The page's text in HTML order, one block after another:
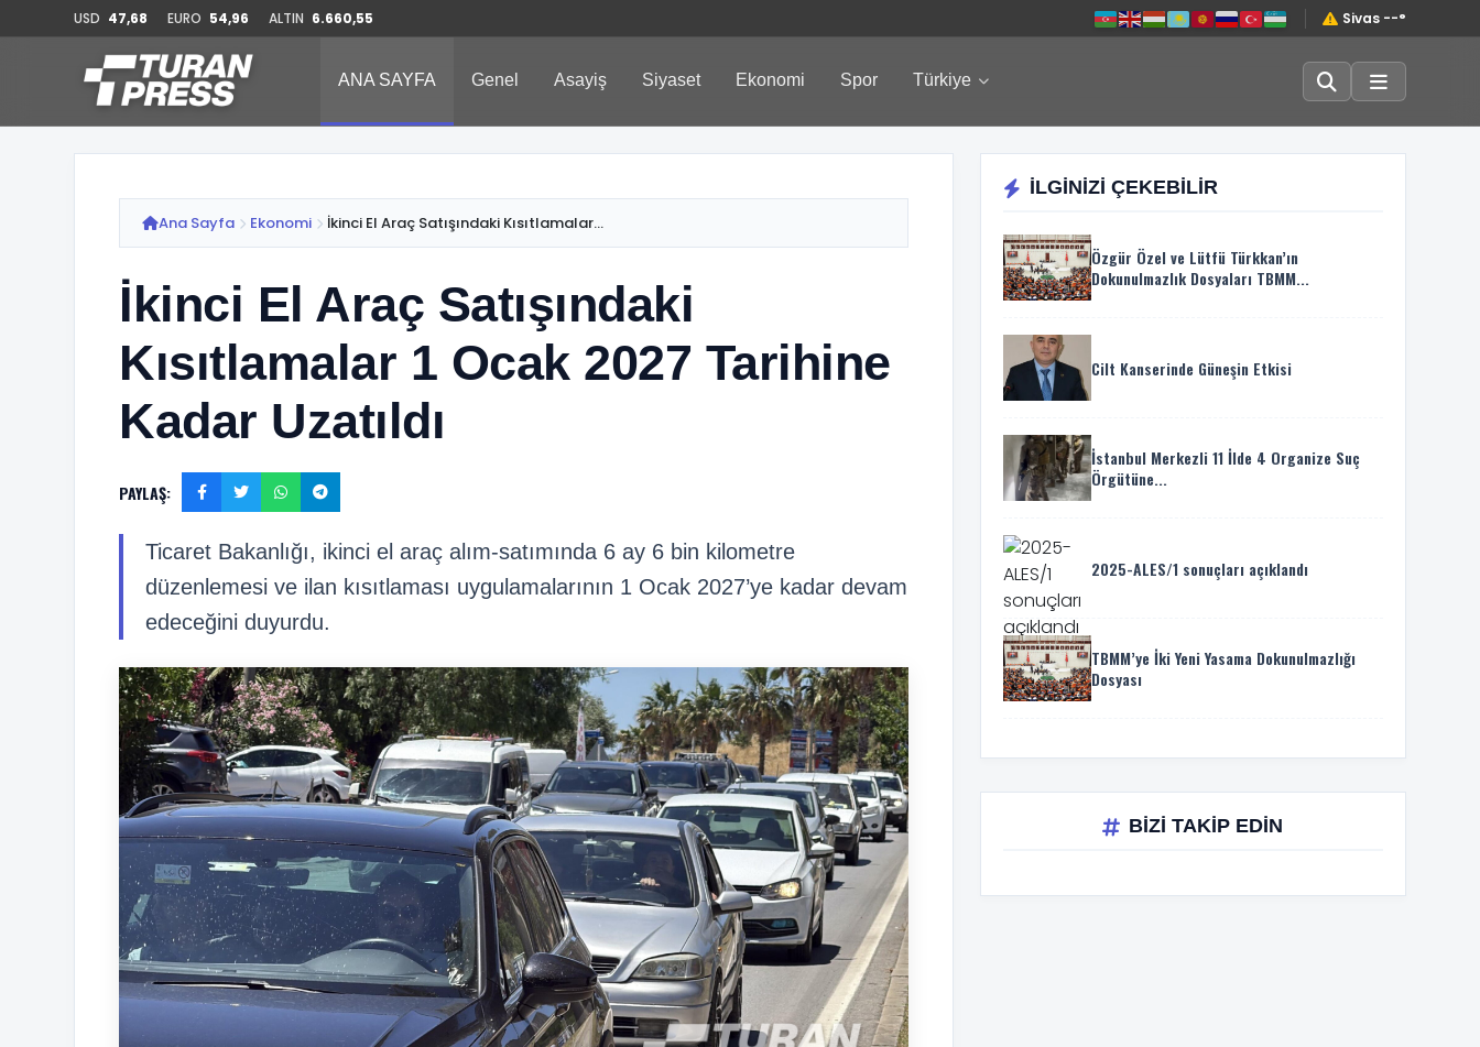
USD 47,68 EURO 54,96 ALTIN 6.660,55 Sivas --°
ANA SAYFA Genel Asayiş Siyaset Ekonomi Spor Türkiye
Ana Sayfa Ekonomi İkinci El Araç Satışındaki Kısıtlamalar...
İkinci El Araç Satışındaki
Kısıtlamalar 1 Ocak 2027 Tarihine
Kadar Uzatıldı
PAYLAŞ:
Ticaret Bakanlığı, ikinci el araç alım-satımında 6 ay 6 bin kilometre
düzenlemesi ve ilan kısıtlaması uygulamalarının 1 Ocak 2027’ye kadar devam
edeceğini duyurdu.
İLGİNİZİ ÇEKEBİLİR
Özgür Özel ve Lütfü Türkkan’ın
Dokunulmazlık Dosyaları TBMM...
Cilt Kanserinde Güneşin Etkisi
İstanbul Merkezli 11 İlde 4 Organize Suç
Örgütüne...
2025-ALES/1 sonuçları açıklandı
TBMM’ye İki Yeni Yasama Dokunulmazlığı
Dosyası
BİZİ TAKİP EDİN